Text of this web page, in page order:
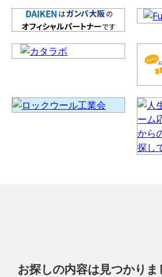
お探しの内容は見つかりま